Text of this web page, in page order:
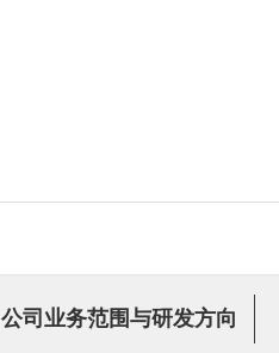
公司业务范围与研发方向